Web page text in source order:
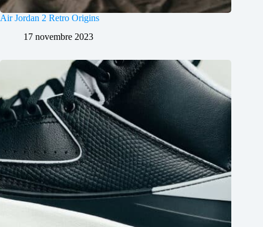
Air Jordan 2 Retro Origins
17 novembre 2023